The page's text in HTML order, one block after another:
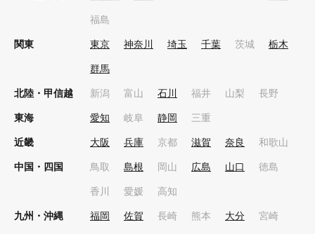
福島
関東 東京 神奈川 埼玉 千葉 茨城 栃木
群馬
北陸・甲信越 新潟 富山 石川 福井 山梨 長野
東海 愛知 岐阜 静岡 三重
近畿 大阪 兵庫 京都 滋賀 奈良 和歌山
中国・四国 鳥取 島根 岡山 広島 山口 徳島
香川 愛媛 高知
九州・沖縄 福岡 佐賀 長崎 熊本 大分 宮崎